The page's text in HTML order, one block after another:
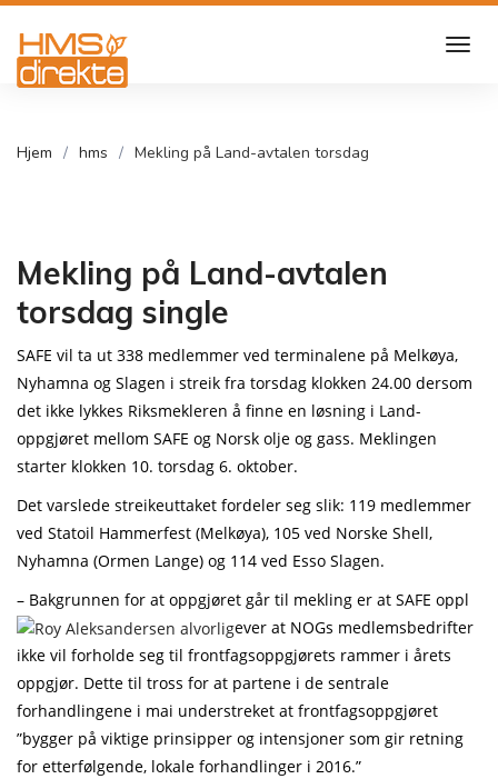
Hjem hms Mekling på Land-avtalen torsdag
Mekling på Land-avtalen
torsdag single
SAFE vil ta ut 338 medlemmer ved terminalene på Melkøya,
Nyhamna og Slagen i streik fra torsdag klokken 24.00 dersom
det ikke lykkes Riksmekleren å finne en løsning i Land-
oppgjøret mellom SAFE og Norsk olje og gass. Meklingen
starter klokken 10. torsdag 6. oktober.
Det varslede streikeuttaket fordeler seg slik: 119 medlemmer
ved Statoil Hammerfest (Melkøya), 105 ved Norske Shell,
Nyhamna (Ormen Lange) og 114 ved Esso Slagen.
– Bakgrunnen for at oppgjøret går til mekling er at SAFE oppl
ever at NOGs medlemsbedrifter
ikke vil forholde seg til frontfagsoppgjørets rammer i årets
oppgjør. Dette til tross for at partene i de sentrale
forhandlingene i mai understreket at frontfagsoppgjøret
”bygger på viktige prinsipper og intensjoner som gir retning
for etterfølgende, lokale forhandlinger i 2016.”